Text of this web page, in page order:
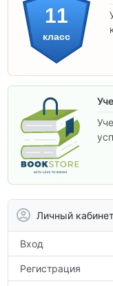
11
класс
Личный кабинет
Вход
Регистрация